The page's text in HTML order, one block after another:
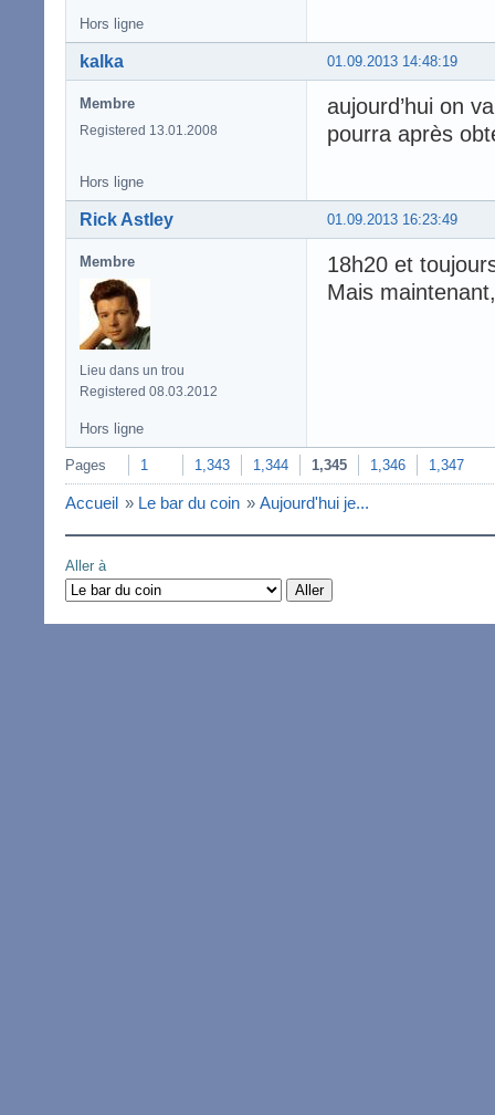
Hors ligne
01.09.2013 14:48:19
kalka
Membre
Registered 13.01.2008
aujourd’hui on
pourra après
Hors ligne
01.09.2013 16:23:49
Rick Astley
Membre
Lieu dans un trou
Registered 08.03.2012
18h20 et
Mais
Hors ligne
Pages 1 1,343 1,344 1,345 1,346 1,347
Accueil » Le bar du coin » Aujourd'hui je...
Aller à